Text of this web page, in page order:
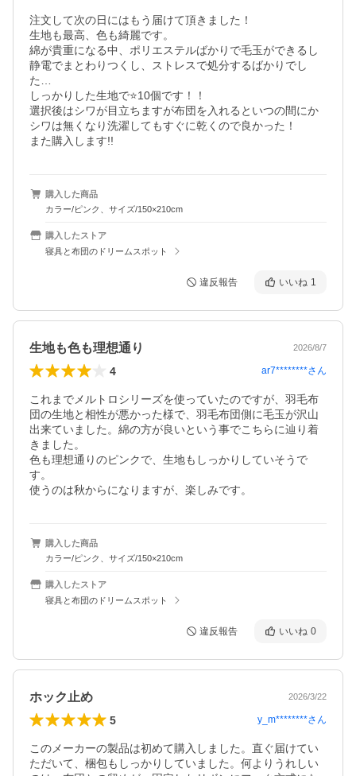
注文して次の日にはもう届けて頂きました！
生地も最高、色も綺麗です。
綿が貴重になる中、ポリエステルばかりで毛玉ができるし
静電でまとわりつくし、ストレスで処分するばかりでし
た…
しっかりした生地で⭐️10個です！！
選択後はシワが目立ちますが布団を入れるといつの間にか
シワは無くなり洗濯してもすぐに乾くので良かった！
購入した商品
カラー/ピンク、サイズ/150×210cm
購入したストア
寝具と布団のドリームスポット
違反報告 いいね 1
生地も色も理想通り 2026/8/7
4 ar7********さん
これまでメルトロシリーズを使っていたのですが、羽毛布
団の生地と相性が悪かった様で、羽毛布団側に毛玉が沢山
出来ていました。綿の方が良いという事でこちらに辿り着
きました。
色も理想通りのピンクで、生地もしっかりしていそうで
す。
使うのは秋からになりますが、楽しみです。
購入した商品
カラー/ピンク、サイズ/150×210cm
購入したストア
寝具と布団のドリームスポット
違反報告 いいね 0
ホック止め 2026/3/22
5 y_m********さん
このメーカーの製品は初めて購入しました。直ぐ届けてい
ただいて、梱包もしっかりしていました。何よりうれしい